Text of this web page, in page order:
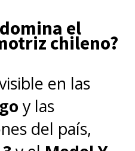
el
chileno?
en las
y las
del país,